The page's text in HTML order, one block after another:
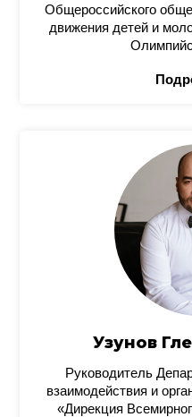
Общероссийского
движения детей и
Узунов
Руководитель
взаимодействия и
«Дирекция